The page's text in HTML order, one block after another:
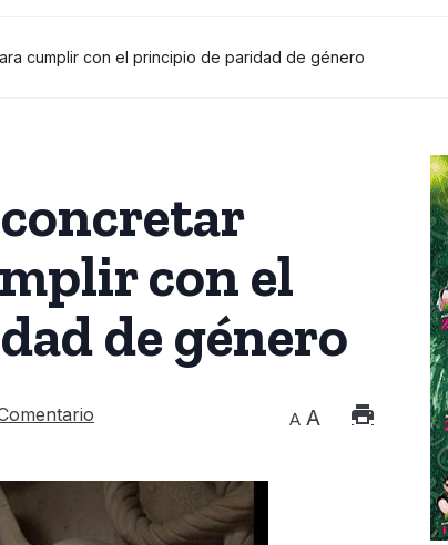
cumplir con el principio de paridad de género
con el
de género
A A